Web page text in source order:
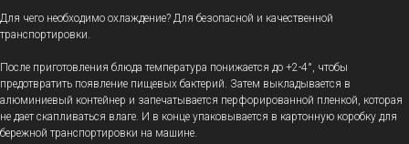
Для чего необходимо охлаждение? Для безопасной и качественной
транспортировки.
После приготовления блюда температура понижается до +2-4°, чтобы
предотвратить появление пищевых бактерий. Затем выкладывается в
алюминиевый контейнер и запечатывается перфорированной пленкой, которая
не дает скапливаться влаге. И в конце упаковывается в картонную коробку для
бережной транспортировки на машине.